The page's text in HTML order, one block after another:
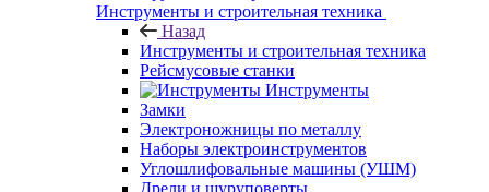
Инструменты и строительная техника
Назад
Инструменты и строительная техника
Рейсмусовые станки
Инструменты
Замки
Электроножницы по металлу
Наборы электроинструментов
Углошлифовальные машины (УШМ)
Дрели и шуруповерты